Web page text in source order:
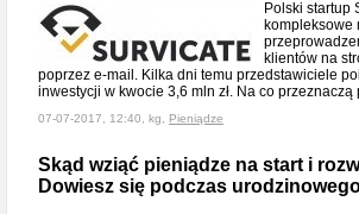
Polski startup
kompleksowe
klientów na
poprzez e-mail. Kilka dni temu przedstawiciele
inwestycji w kwocie 3,6 mln zł. Na co
07-07-2017, 12:40, kg, Pieniądze
Skąd wziąć pieniądze na start i
Dowiesz się podczas